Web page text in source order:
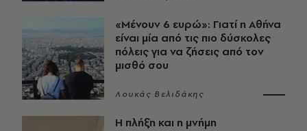
«Μένουν 6 ευρώ»: Γιατί η Αθήνα
είναι μία από τις πιο δύσκολες
πόλεις για να ζήσεις από τον
μισθό σου
Λουκάς Βελιδάκης
Η πλήξη και η μνήμη